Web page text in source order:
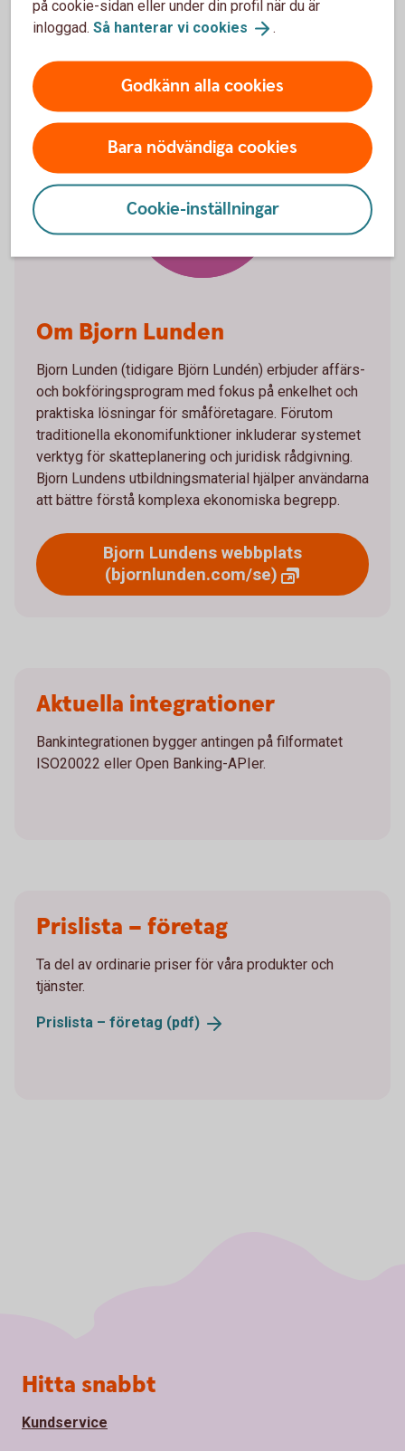
sätt med bankintegration.
Bjorn
Lunden
Om Bjorn Lunden
Bjorn Lunden (tidigare Björn Lundén) erbjuder affärs-
och bokföringsprogram med fokus på enkelhet och
praktiska lösningar för småföretagare. Förutom
traditionella ekonomifunktioner inkluderar systemet
verktyg för skatteplanering och juridisk rådgivning.
Bjorn Lundens utbildningsmaterial hjälper användarna
att bättre förstå komplexa ekonomiska begrepp.
Bjorn Lundens webbplats
(bjornlunden.com/se)
Aktuella integrationer
Bankintegrationen bygger antingen på filformatet
ISO20022 eller Open Banking-APIer.
Prislista – företag
Ta del av ordinarie priser för våra produkter och
tjänster.
Prislista – företag (pdf)
på cookie-sidan eller under din profil när du är
inloggad. Så hanterar vi cookies .
Godkänn alla cookies
Bara nödvändiga cookies
Cookie-inställningar
Sidfot
Hitta snabbt
Kundservice